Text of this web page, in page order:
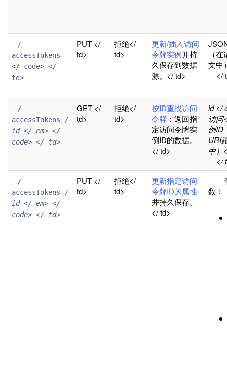
accessTokens
</ code> </
td>
PUT </
td>
拒绝</
td>
更新/插入访问
令牌实例并持
久保存到数据
源。</ td>
（
文中
</
id </ em> </
code> </ td>
GET </
td>
拒绝</
td>
按ID查找访问
令牌 ：返回指
定访问令牌实
例ID的数据。
</ td>
id </
访问
例ID
URI
中）
</
id </ em> </
code> </ td>
PUT </
td>
拒绝</
td>
更新指定访问
令牌ID的属性
并持久保存。
</ td>
查